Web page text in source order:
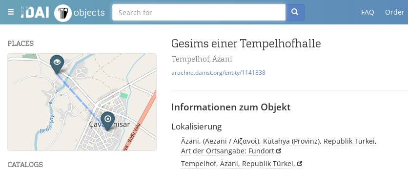
objects FAQ Order
PLACES
−
Leaflet | Maps and Data © OpenStreetMap
CATALOGS
Gesims einer Tempelhofhalle
Tempelhof, Äzani
arachne.dainst.org/entity/1141838
Informationen zum Objekt
Lokalisierung
Äzani, (Aezani / Αἰζανοί), Kütahya (Provinz), Republik Türkei,
Art der Ortsangabe: Fundort
Tempelhof, Äzani, Republik Türkei,